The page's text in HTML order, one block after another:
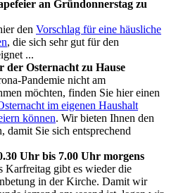
an Gründonnerstag zu
den Vorschlag für eine häusliche
, die sich sehr gut für den
...
der Osternacht zu Hause
Pandemie nicht am
möchten, finden Sie hier einen
im eigenen Haushalt
können. Wir bieten Ihnen den
damit Sie sich entsprechend
Uhr bis 7.00 Uhr morgens
Karfreitag gibt es wieder die
in der Kirche. Damit wir